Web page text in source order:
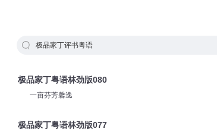
极品家丁评书粤语
极品家丁粤语林劲版080
一亩芬芳馨逸
极品家丁粤语林劲版077